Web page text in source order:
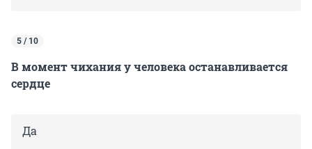
5 / 10
В момент чихания у человека останавливается
сердце
Да